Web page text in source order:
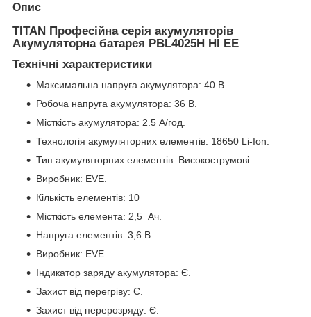
Опис
TITAN Професійна серія акумуляторів
Акумуляторна батарея PBL4025H HI EE
Технічні характеристики
Максимальна напруга акумулятора: 40 В.
Робоча напруга акумулятора: 36 В.
Місткість акумулятора: 2.5 А/год.
Технологія акумуляторних елементів: 18650 Li-Ion.
Тип акумуляторних елементів: Високострумові.
Виробник: EVE.
Кількість елементів: 10
Місткість елемента: 2,5 Ач.
Напруга елементів: 3,6 В.
Виробник: EVE.
Індикатор заряду акумулятора: Є.
Захист від перегріву: Є.
Захист від перерозряду: Є.